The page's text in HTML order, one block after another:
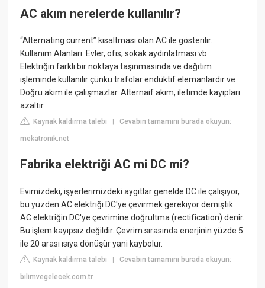
AC akım nerelerde kullanılır?
“Alternating current” kısaltması olan AC ile gösterilir.
Kullanım Alanları: Evler, ofis, sokak aydınlatması vb.
Elektriğin farklı bir noktaya taşınmasında ve dağıtım
işleminde kullanılır çünkü trafolar endüktif elemanlardır ve
Doğru akım ile çalışmazlar. Alternaif akım, iletimde kayıpları
azaltır.
Kaynak kaldırma talebi |Cevabın tamamını burada okuyun:
mekatronik.net
Fabrika elektriği AC mi DC mi?
Evimizdeki, işyerlerimizdeki aygıtlar genelde DC ile çalışıyor,
bu yüzden AC elektriği DC'ye çevirmek gerekiyor demiştik.
AC elektriğin DC'ye çevrimine doğrultma (rectification) denir.
Bu işlem kayıpsız değildir. Çevrim sırasında enerjinin yüzde 5
ile 20 arası ısıya dönüşür yani kaybolur.
Kaynak kaldırma talebi |Cevabın tamamını burada okuyun:
bilimvegelecek.com.tr